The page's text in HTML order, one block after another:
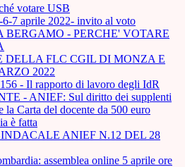
votare USB
7 aprile 2022- invito al voto
BERGAMO - PERCHE' VOTARE
DELLA FLC CGIL DI MONZA E
2022
- Il rapporto di lavoro degli IdR
- ANIEF: Sul diritto dei supplenti
la Carta del docente da 500 euro
è fatta
ANIEF N.12 DEL 28
assemblea online 5 aprile ore